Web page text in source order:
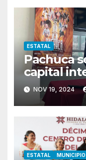
ESTATAL
Pachuca
capital
salsa
NOV 19, 2024
ESTATAL